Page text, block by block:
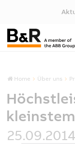
Home Über uns
25.09.2014